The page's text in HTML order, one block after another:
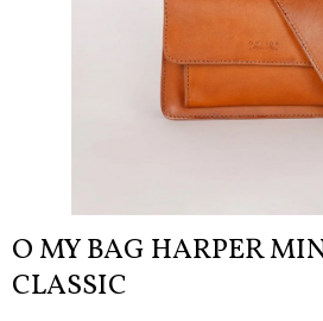
O MY BAG HARPER
CLASSIC